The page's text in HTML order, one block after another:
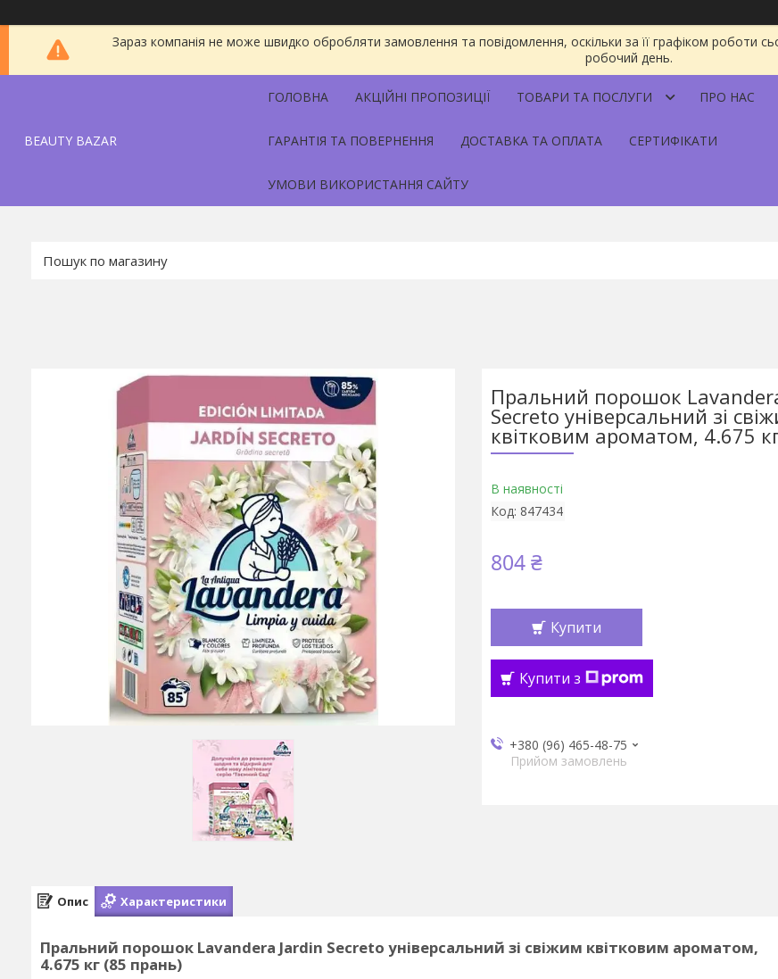
Зараз компанія не може швидко обробляти замовлення та повідомлення, оскільки за її графіком роботи
робочий день.
BEAUTY BAZAR
ГОЛОВНА АКЦІЙНІ ПРОПОЗИЦІЇ ТОВАРИ ТА ПОСЛУГИ ПРО НАС
ГАРАНТІЯ ТА ПОВЕРНЕННЯ ДОСТАВКА ТА ОПЛАТА СЕРТИФІКАТИ
УМОВИ ВИКОРИСТАННЯ САЙТУ
Пральний порошок
Secreto універсальний зі
квітковим ароматом, 4.675
В наявності
Код: 847434
804 ₴
Купити
Купити з
+380 (96) 465-48-75
Прийом замовлень
Опис Характеристики
Пральний порошок Lavandera Jardin Secreto універсальний зі свіжим квітковим ароматом,
4.675 кг (85 прань)